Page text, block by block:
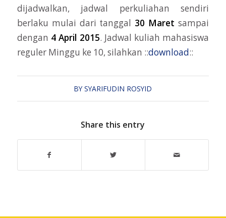
dijadwalkan, jadwal perkuliahan sendiri
berlaku mulai dari tanggal 30 Maret sampai
dengan 4 April 2015. Jadwal kuliah mahasiswa
reguler Minggu ke 10, silahkan ::download::
BYSYARIFUDIN ROSYID
Share this entry